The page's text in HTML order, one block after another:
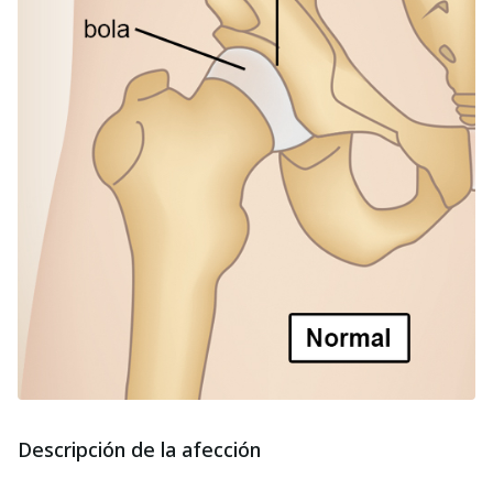
Descripción de la afección